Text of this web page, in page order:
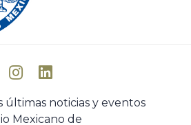
últimas noticias y eventos
Mexicano de